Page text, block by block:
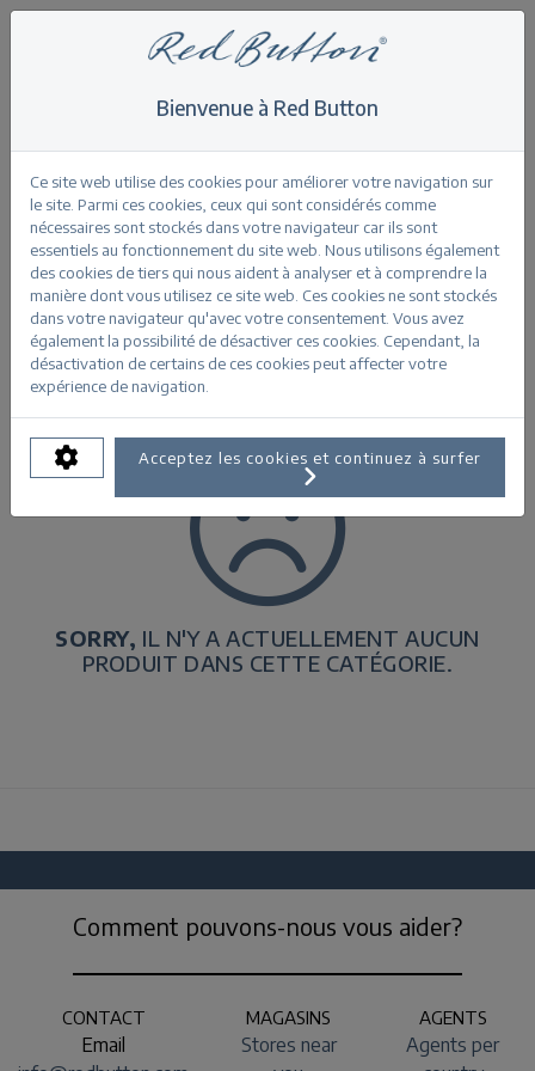
Home > Brown
Brown
Product Filters
SORRY, IL N'Y A ACTUELLEMENT AUCUN
PRODUIT DANS CETTE CATÉGORIE.
Bienvenue à Red Button
Ce site web utilise des cookies pour améliorer votre navigation sur
le site. Parmi ces cookies, ceux qui sont considérés comme
nécessaires sont stockés dans votre navigateur car ils sont
essentiels au fonctionnement du site web. Nous utilisons également
des cookies de tiers qui nous aident à analyser et à comprendre la
manière dont vous utilisez ce site web. Ces cookies ne sont stockés
dans votre navigateur qu'avec votre consentement. Vous avez
également la possibilité de désactiver ces cookies. Cependant, la
désactivation de certains de ces cookies peut affecter votre
expérience de navigation.
Acceptez les cookies et continuez à surfer
Comment pouvons-nous vous aider?
CONTACT
Email
MAGASINS
Stores near
AGENTS
Agents per